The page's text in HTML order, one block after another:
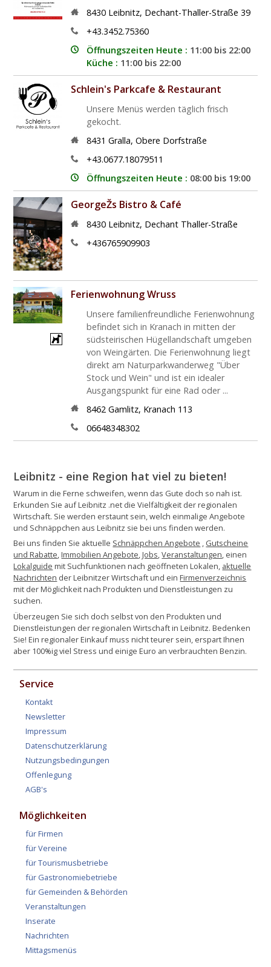
8430 Leibnitz, Dechant-Thaller-Straße 39
+43.3452.75360
Öffnungszeiten Heute : 11:00 bis 22:00
Küche : 11:00 bis 22:00
Schlein's Parkcafe & Restaurant
Unsere Menüs werden täglich frisch
gekocht.
8431 Gralla, Obere Dorfstraße
+43.0677.18079511
Öffnungszeiten Heute : 08:00 bis 19:00
GeorgeŽs Bistro & Café
8430 Leibnitz, Dechant Thaller-Straße
+436765909903
Ferienwohnung Wruss
Unsere familienfreundliche Ferienwohnung
befindet sich in Kranach in mitten der
südsteirischen Hügellandschaft umgeben
von Weingärten. Die Ferienwohnung liegt
direkt am Naturparkwanderweg "Über
Stock und Wein" und ist ein idealer
Ausgangspunkt für eine Rad oder ...
8462 Gamlitz, Kranach 113
06648348302
Leibnitz - eine Region hat viel zu bieten!
Warum in die Ferne schweifen, wenn das Gute doch so nah ist.
Erkunden Sie auf Leibnitz .net die Vielfältigkeit der regionalen
Wirtschaft. Sie werden erstaunt sein, welch einmalige Angebote
und Schnäppchen aus Leibnitz sie bei uns finden werden.
Bei uns finden Sie aktuelle Schnäppchen Angebote , Gutscheine
und Rabatte,Immobilien Angebote,Jobs,Veranstaltungen, einen
Lokalguide mit Suchfunktionen nach geöffneten Lokalen, aktuelle
Nachrichten der Leibnitzer Wirtschaft und einFirmenverzeichnis
mit der Möglichkeit nach Produkten und Dienstleistungen zu
suchen.
Überzeugen Sie sich doch selbst von den Produkten und
Dienstleistungen der regionalen Wirtschaft in Leibnitz. Bedenken
Sie! Ein regionaler Einkauf muss nicht teurer sein, erspart Ihnen
aber 100%ig viel Stress und einige Euro an verbrauchten Benzin.
Service
Kontakt
Newsletter
Impressum
Datenschutzerklärung
Nutzungsbedingungen
Offenlegung
AGB's
Möglichkeiten
für Firmen
für Vereine
für Tourismusbetriebe
für Gastronomiebetriebe
für Gemeinden & Behörden
Veranstaltungen
Inserate
Nachrichten
Mittagsmenüs